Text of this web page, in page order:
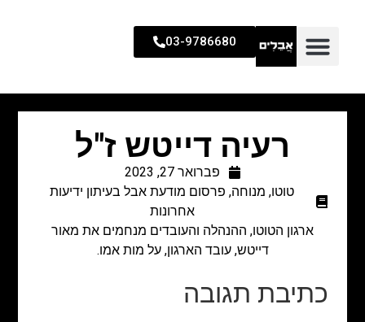
03-9786680
רעיה דייטש ז"ל
פברואר 27, 2023
טוטו, מנוחה, פרסום מודעת אבל בעיתון ידיעות
אחרונות
ארגון הטוטו, ההנהלה והעובדים מנחמים את מאור
דייטש, עובד הארגון, על מות אמו.
כתיבת תגובה